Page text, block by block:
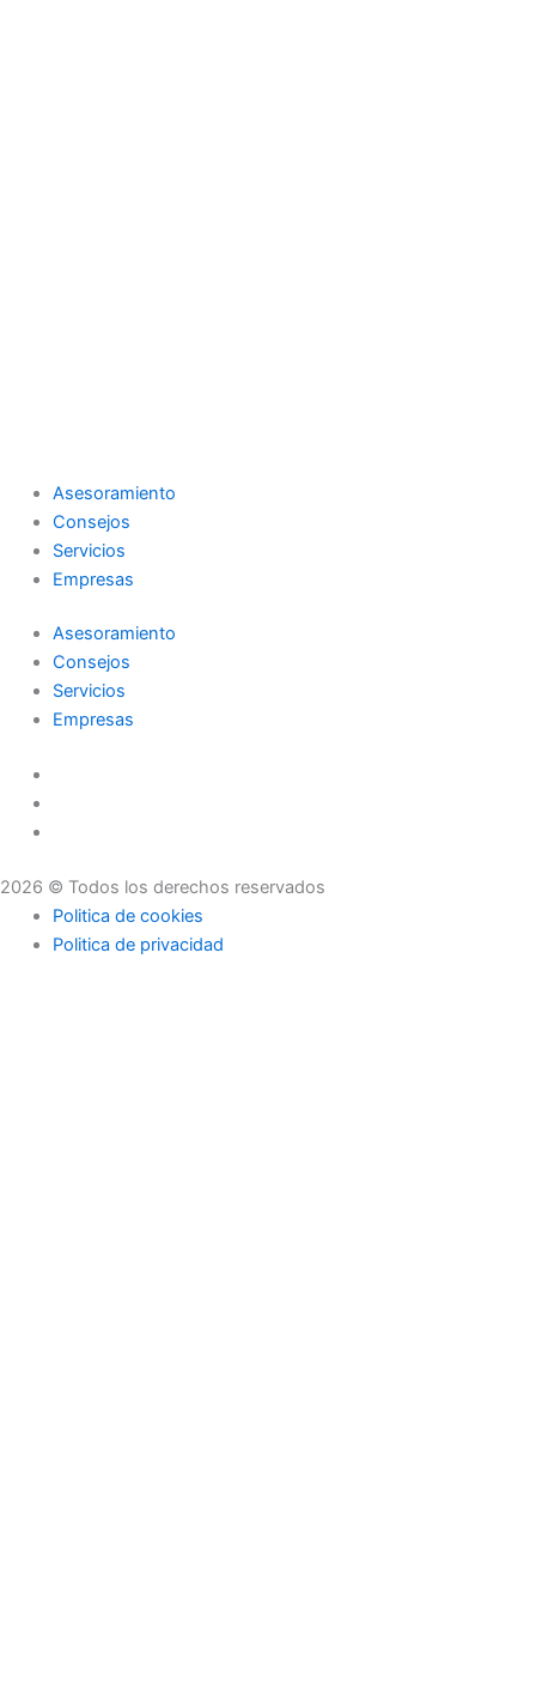
Asesoramiento
Consejos
Servicios
Empresas
Asesoramiento
Consejos
Servicios
Empresas
2026 © Todos los derechos reservados
Politica de cookies
Politica de privacidad